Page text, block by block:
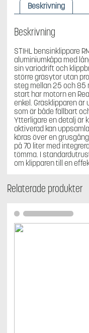
Beskrivning
Beskrivning
STIHL bensinklippare
aluminiumkåpa med
sin variodrift och
större gräsytor utan
steg mellan 25 och 85
start har motorn en
enkel. Gräsklipparen
som är både fällbart
Ytterligare en detalj är
aktiverad kan
köras över en
på 70 liter med
tömma. I
om klipparen till en
Relaterade produkter